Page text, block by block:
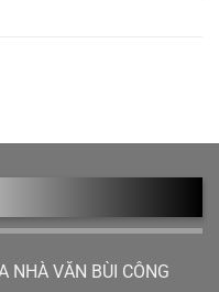
NHÀ VĂN BÙI CÔNG